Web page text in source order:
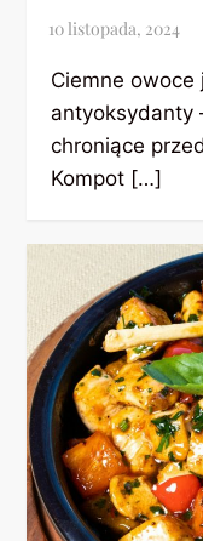
Ciemne owoce
antyoksydanty
chroniące
Kompot […]